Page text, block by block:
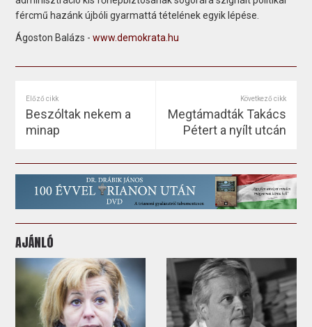
fércmű hazánk újbóli gyarmattá tételének egyik lépése.
Ágoston Balázs -www.demokrata.hu
Előző cikk
Beszóltak nekem a
minap
Következő cikk
Megtámadták Takács
Pétert a nyílt utcán
AJÁNLÓ